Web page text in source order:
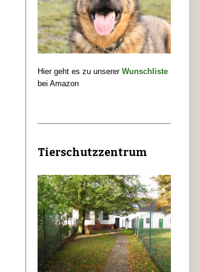
Hier geht es zu unsererWunschliste
bei Amazon
Tierschutzzentrum